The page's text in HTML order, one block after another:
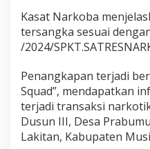
Kasat Narkoba
tersangka sesuai
/2024/
Penangkapan terjadi
Squad”, mendapatkan
terjadi transaksi
Dusun III, Desa
Lakitan, Kabupaten